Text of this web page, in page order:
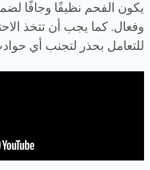
يكون الفحم نظيفًا وجافًا
وفعال. كما يجب أن تتخذ
للتعامل بحذر لتجنب أي